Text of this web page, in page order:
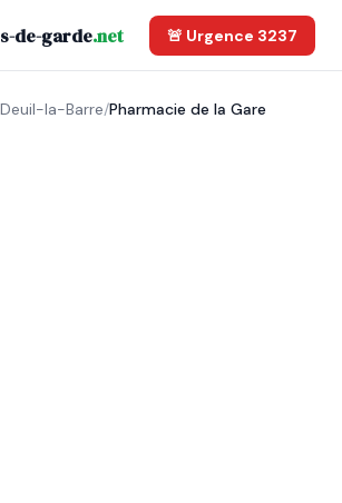
de-garde.net 🚨 Urgence 3237
Deuil-la-Barre/Pharmacie de la Gare